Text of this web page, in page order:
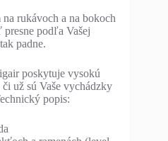
rukávoch a na bokoch
podľa Vašej
padne.
poskytuje vysokú
už sú Vaše vychádzky
popis: